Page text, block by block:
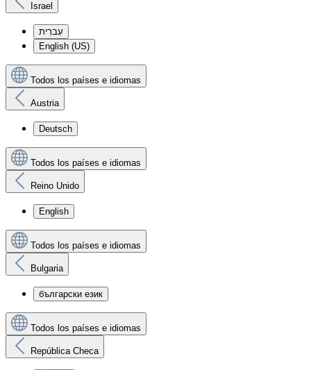
Israel
עִברִית
English (US)
Todos los países e idiomas
Austria
Deutsch
Todos los países e idiomas
Reino Unido
English
Todos los países e idiomas
Bulgaria
български език
Todos los países e idiomas
República Checa